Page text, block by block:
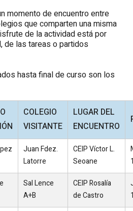
momento de encuentro entre
que comparten una misma
de la actividad está por
de las tareas o partidos
hasta final de curso son los
COLEGIO
VISITANTE
LUGAR DEL
ENCUENTRO
Juan Fdez.
Latorre
CEIP Víctor L.
Seoane
Sal Lence
A+B
CEIP Rosalía
de Castro